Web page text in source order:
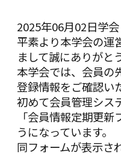
2025年06月02日学会
平素より本学会の運
まして誠にありがと
本学会では、会員の
登録情報をご確認い
初めて会員管理シス
「会員情報定期更
うになっています。
同フォームが表示さ